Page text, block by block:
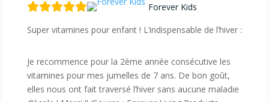
Forever Kids
Super vitamines pour enfant ! L’indispensable de l’hiver :
Je recommence pour la 2ème année consécutive les
vitamines pour mes jumelles de 7 ans. De bon goût,
elles nous ont fait traversé l’hiver sans aucune maladie